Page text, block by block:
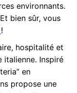
environnants.
bien sûr, vous
!
hospitalité et
Inspiré
en
propose une